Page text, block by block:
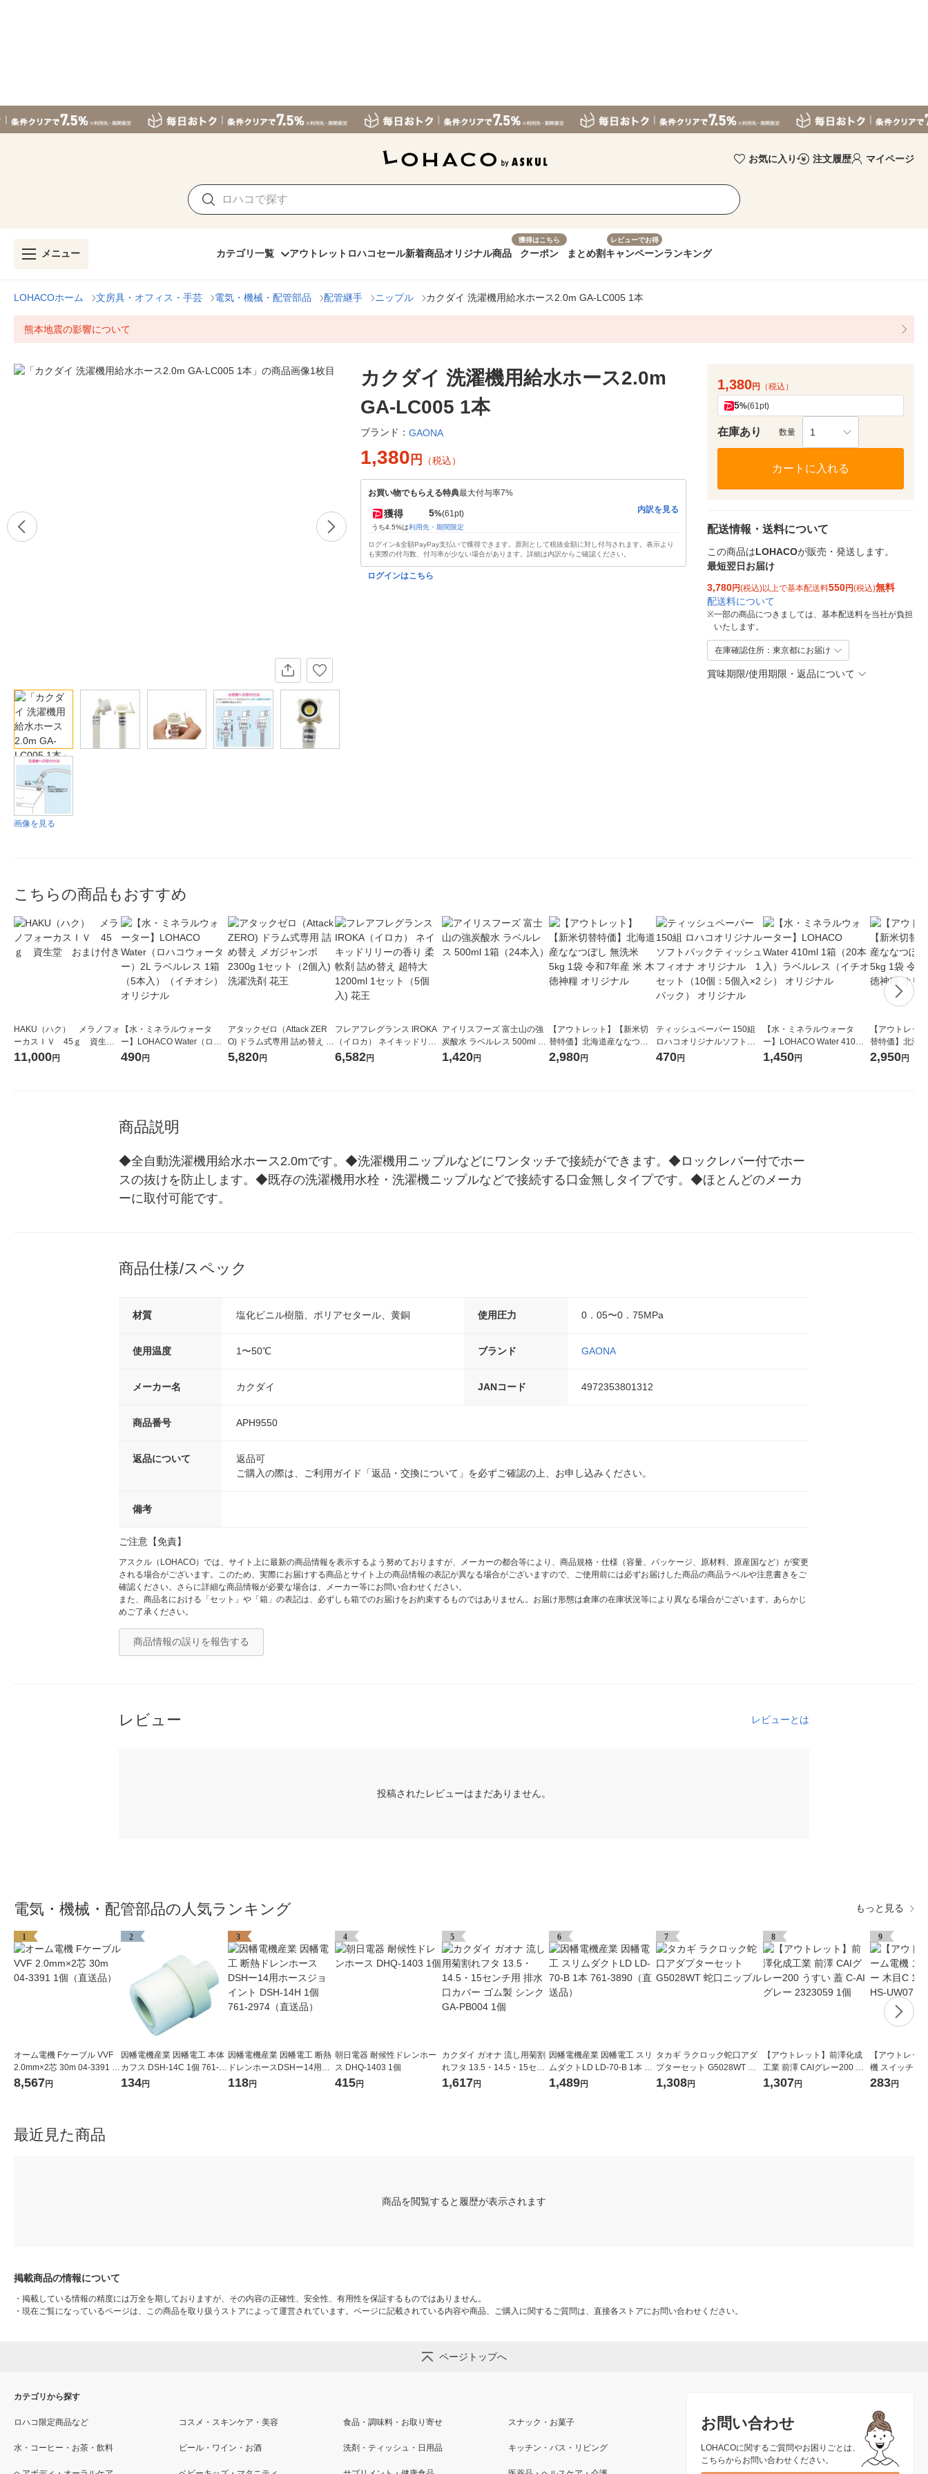
お気に入り 注文履歴 マイページ
メニュー カテゴリ一覧 アウトレット ロハコセール新着商品オリジナル商品
獲得はこちら
クーポン まとめ割
レビューでお得
キャンペーンランキング
LOHACOホーム 文房具・オフィス・手芸 電気・機械・配管部品 配管継手 ニップル カクダイ 洗濯機用給水ホース2.0m GA-LC005 1本
熊本地震の影響について
画像を見る
カクダイ 洗濯機用給水ホース2.0m
GA-LC005 1本
ブランド： GAONA
1,380 円 （税込）
お買い物でもらえる特典最大付与率7%
獲得 5%(61pt)
うち4.5%は利用先・期間限定
内訳を見る
ログイン&全額PayPay支払いで獲得できます。原則として税抜金額に対し付与されます。表示より
も実際の付与数、付与率が少ない場合があります。詳細は内訳からご確認ください。
ログインはこちら
1,380円 （税込）
5%(61pt)
在庫あり 数量 1
カートに入れる
配送情報・送料について
この商品はLOHACOが販売・発送します。
最短翌日お届け
3,780円(税込)以上で基本配送料550円(税込)無料
配送料について
※一部の商品につきましては、基本配送料を当社が負担
いたします。
在庫確認住所：東京都にお届け
賞味期限/使用期限・返品について
こちらの商品もおすすめ
HAKU（ハク） メラノフォ
ーカスＩＶ 45ｇ 資生
堂 おまけ付き
11,000円
【水・ミネラルウォータ
ー】LOHACO Water（ロハ
コウォーター）2L ラベルレ
490円
アタックゼロ（Attack ZER
O) ドラム式専用 詰め替え メ
ガジャンボ 2300g 1セット
（2個入) 洗濯洗剤 花王
5,820円
フレアフレグランス IROKA
（イロカ） ネイキッドリリ
ーの香り 柔軟剤 詰め替え 超
特大 1200ml 1セット（5個
6,582円
アイリスフーズ 富士山の強
炭酸水 ラベルレス 500ml 1
箱（24本入）
1,420円
【アウトレット】【新米切
替特価】北海道産ななつぼ
し 無洗米 5kg 1袋 令和7年産
米 木徳神糧 オリジナル
2,980円
ティッシュペーパー 150組
ロハコオリジナルソフトパ
ックティッシュ フィオナ オ
470円
【水・ミネラルウォータ
ー】LOHACO Water 410ml
1箱（20本入）ラベルレス
（イチオシ） オリジナル
1,450円
【アウトレッ
替特価】北海
し 精白米 5kg
米 木徳神糧 オ
2,950円
商品説明
◆全自動洗濯機用給水ホース2.0mです。◆洗濯機用ニップルなどにワンタッチで接続ができます。◆ロックレバー付でホー
スの抜けを防止します。◆既存の洗濯機用水栓・洗濯機ニップルなどで接続する口金無しタイプです。◆ほとんどのメーカ
ーに取付可能です。
商品仕様/スペック
材質 塩化ビニル樹脂、ポリアセタール、黄銅 使用圧力 0．05〜0．75MPa
使用温度 1〜50℃ ブランド GAONA
メーカー名 カクダイ JANコード 4972353801312
商品番号 APH9550
返品について
返品可
ご購入の際は、ご利用ガイド「返品・交換について」を必ずご確認の上、お申し込みください。
備考
ご注意【免責】
アスクル（LOHACO）では、サイト上に最新の商品情報を表示するよう努めておりますが、メーカーの都合等により、商品規格・仕様（容量、パッケージ、原材料、原産国など）が変更
される場合がございます。このため、実際にお届けする商品とサイト上の商品情報の表記が異なる場合がございますので、ご使用前には必ずお届けした商品の商品ラベルや注意書きをご
確認ください。さらに詳細な商品情報が必要な場合は、メーカー等にお問い合わせください。
また、商品名における「セット」や「箱」の表記は、必ずしも箱でのお届けをお約束するものではありません。お届け形態は倉庫の在庫状況等により異なる場合がございます。あらかじ
めご了承ください。
商品情報の誤りを報告する
レビュー レビューとは
投稿されたレビューはまだありません。
電気・機械・配管部品の人気ランキング もっと見る
1
オーム電機 Fケーブル VVF
2.0mm×2芯 30m 04-3391 1
個（直送品）
8,567円
2
因幡電機産業 因幡電工 本体
カフス DSH-14C 1個 761-2
966（直送品）
134円
3
因幡電機産業 因幡電工 断熱
ドレンホースDSHー14用ホ
ースジョイント DSH-14H 1
118円
4
朝日電器 耐候性ドレンホー
ス DHQ-1403 1個
415円
5
カクダイ ガオナ 流し用菊割
れフタ 13.5・14.5・15セン
チ用 排水口カバー ゴム製 シ
ンク GA-PB004 1個
1,617円
6
因幡電機産業 因幡電工 スリ
ムダクトLD LD-70-B 1本 76
1-3890（直送品）
1,489円
7
タカギ ラクロック蛇口アダ
プターセット G5028WT 蛇
口ニップル
1,308円
8
【アウトレット】前澤化成
工業 前澤 CAIグレー200 う
すい 蓋 C-AI グレー 232305
9 1個
1,307円
9
【アウトレッ
機 スイッチカ
コ用 OHM HS-
283円
最近見た商品
商品を閲覧すると履歴が表示されます
掲載商品の情報について
・ 掲載している情報の精度には万全を期しておりますが、その内容の正確性、安全性、有用性を保証するものではありません。
・ 現在ご覧になっているページは、この商品を取り扱うストアによって運営されています。ページに記載されている内容や商品、ご購入に関するご質問は、直接各ストアにお問い合わせください。
ページトップへ
お問い合わせ
LOHACOに関するご質問やお困りごとは、
こちらからお問い合わせください。
カテゴリから探す
ロハコ限定商品など コスメ・スキンケア・美容 食品・調味料・お取り寄せ スナック・お菓子
水・コーヒー・お茶・飲料 ビール・ワイン・お酒 洗剤・ティッシュ・日用品 キッチン・バス・リビング